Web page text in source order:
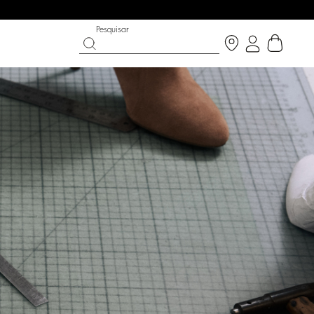
CHANCE COLEÇÃO PARTYWEAR
Descobrir
SAPATOS
Descobrir
THE BRIGHT SIDE
Pesquisar